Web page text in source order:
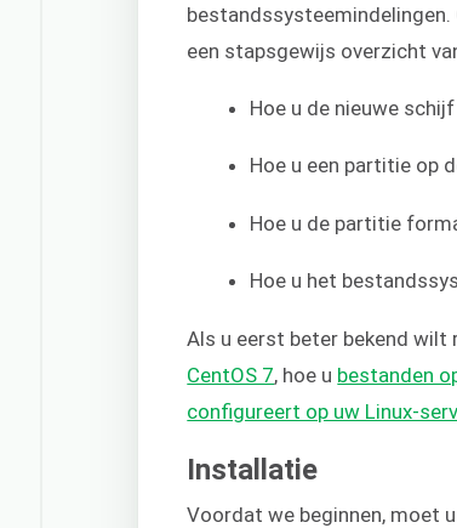
een stapsgewijs overzicht
Hoe u de nieuwe
Hoe u een partitie op
Hoe u de partitie
Hoe u het
Als u eerst beter bekend wilt
CentOS 7, hoe u bestanden
configureert op uw Linux-
Installatie
Voordat we beginnen, moet